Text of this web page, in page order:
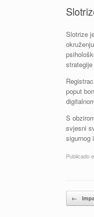
Slotrize
poput
S
svjesni
sigurnog
Publicado
←